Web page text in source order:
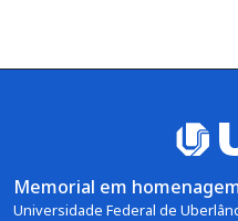
Memorial em
Universidade Federal de